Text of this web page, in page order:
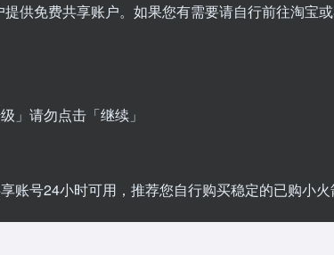
供免费共享账户。如果您有需要请自行前往淘宝
」请勿点击「继续」
号24小时可用，推荐您自行购买稳定的已购小火